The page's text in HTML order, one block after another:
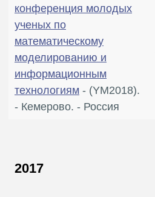
конференция молодых
ученых по
математическому
моделированию и
информационным
технологиям - (YM2018).
- Кемерово. - Россия
2017